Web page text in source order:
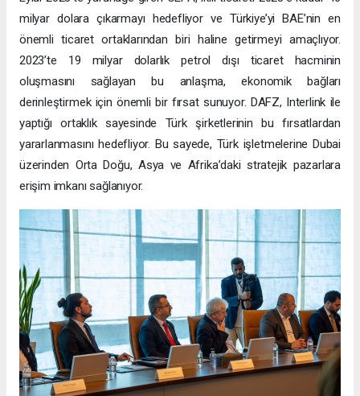
milyar dolara çıkarmayı hedefliyor ve Türkiye’yi BAE’nin en
önemli ticaret ortaklarından biri haline getirmeyi amaçlıyor.
2023’te 19 milyar dolarlık petrol dışı ticaret hacminin
oluşmasını sağlayan bu anlaşma, ekonomik bağları
derinleştirmek için önemli bir fırsat sunuyor. DAFZ, Interlink ile
yaptığı ortaklık sayesinde Türk şirketlerinin bu fırsatlardan
yararlanmasını hedefliyor. Bu sayede, Türk işletmelerine Dubai
üzerinden Orta Doğu, Asya ve Afrika’daki stratejik pazarlara
erişim imkanı sağlanıyor.